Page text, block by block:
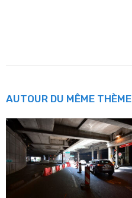
AUTOUR DU MÊME THÈME